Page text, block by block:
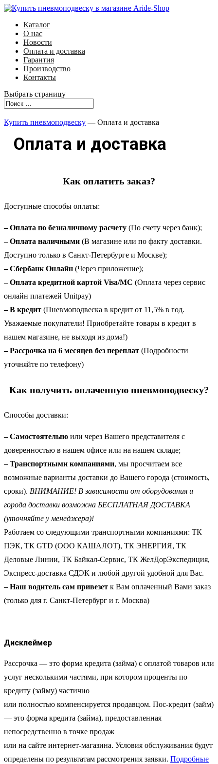
Каталог
О нас
Новости
Оплата и доставка
Гарантия
Производство
Контакты
Выбрать страницу
Купить пневмоподвеску — Оплата и доставка
Оплата и доставка
Как оплатить заказ?
Доступные способы оплаты:
– Оплата по безналичному расчету (По счету через банк);
– Оплата наличными (В магазине или по факту доставки.
Доступно только в Санкт-Петербурге и Москве);
– Сбербанк Онлайн (Через приложение);
– Оплата кредитной картой Visa/MC (Оплата через сервис
онлайн платежей Unitpay)
– В кредит (Пневмоподвеска в кредит от 11,5% в год.
Уважаемые покупатели! Приобретайте товары в кредит в
нашем магазине, не выходя из дома!)
– Рассрочка на 6 месяцев без переплат (Подробности
уточняйте по телефону)
Как получить оплаченную пневмоподвеску?
Способы доставки:
– Самостоятельно или через Вашего представителя с
доверенностью в нашем офисе или на нашем складе;
– Транспортными компаниями, мы просчитаем все
возможные варианты доставки до Вашего города (стоимость,
сроки). ВНИМАНИЕ! В зависимости от оборудования и
города доставки возможна БЕСПЛАТНАЯ ДОСТАВКА
(уточняйте у менеджера)!
Работаем со следующими транспортными компаниями: ТК
ПЭК, ТК GTD (ООО КАШАЛОТ), ТК ЭНЕРГИЯ, ТК
Деловые Линии, ТК Байкал-Сервис, ТК ЖелДорЭкспедиция,
Экспресс-доставка СДЭК и любой другой удобной для Вас.
– Наш водитель сам привезет к Вам оплаченный Вами заказ
(только для г. Санкт-Петербург и г. Москва)
Дисклеймер
Рассрочка — это форма кредита (займа) с оплатой товаров или
услуг несколькими частями, при котором проценты по
кредиту (займу) частично
или полностью компенсируется продавцом. Пос-кредит (займ)
— это форма кредита (займа), предоставленная
непосредственно в точке продаж
или на сайте интернет-магазина. Условия обслуживания будут
определены по результатам рассмотрения заявки. Подробные